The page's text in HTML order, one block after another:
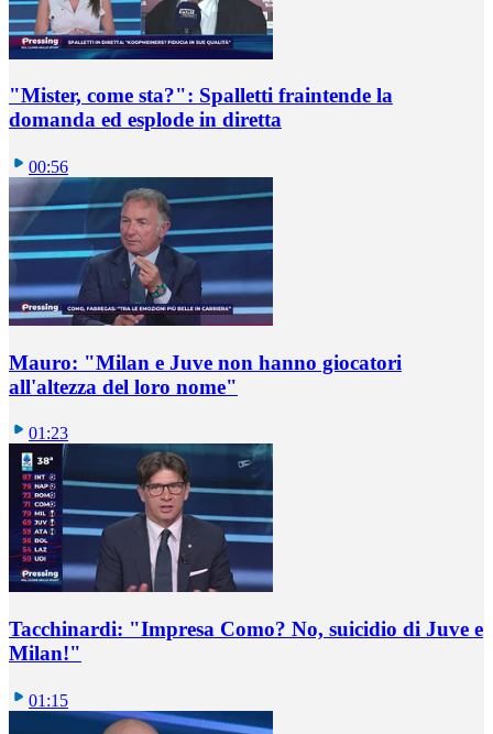
"Mister, come sta?": Spalletti fraintende la
domanda ed esplode in diretta
00:56
Mauro: "Milan e Juve non hanno giocatori
all'altezza del loro nome"
01:23
Tacchinardi: "Impresa Como? No, suicidio di Juve e
Milan!"
01:15